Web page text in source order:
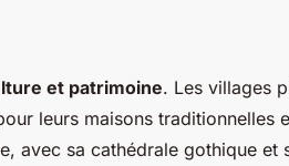
et patrimoine. Les villages
leurs maisons traditionnelles
avec sa cathédrale gothique et